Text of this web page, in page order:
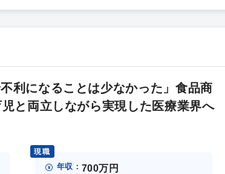
利になることは少なかった」食品商
と両立しながら実現した医療業界へ
現職
年収： 700万円